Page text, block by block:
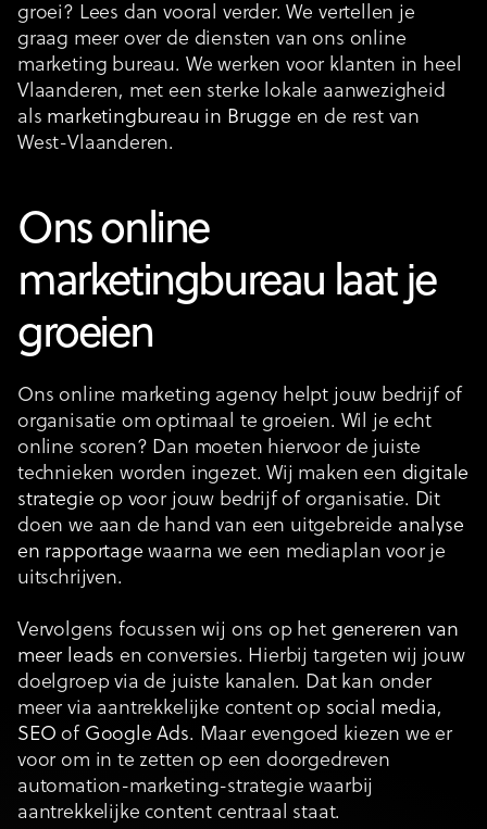
groei? Lees dan vooral verder. We vertellen je
graag meer over de diensten van ons online
marketing bureau. We werken voor klanten in heel
Vlaanderen, met een sterke lokale aanwezigheid
als marketingbureau in Brugge en de rest van
West-Vlaanderen.
Ons online
marketingbureau laat je
groeien
Ons online marketing agency helpt jouw bedrijf of
organisatie om optimaal te groeien. Wil je echt
online scoren? Dan moeten hiervoor de juiste
technieken worden ingezet. Wij maken een digitale
strategie op voor jouw bedrijf of organisatie. Dit
doen we aan de hand van een uitgebreide analyse
en rapportage waarna we een mediaplan voor je
uitschrijven.
Vervolgens focussen wij ons op het genereren van
meer leads en conversies. Hierbij targeten wij jouw
doelgroep via de juiste kanalen. Dat kan onder
meer via aantrekkelijke content op social media,
SEO of Google Ads. Maar evengoed kiezen we er
voor om in te zetten op een doorgedreven
automation-marketing-strategie waarbij
aantrekkelijke content centraal staat.